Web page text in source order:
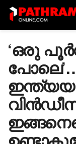
‘ഒരു